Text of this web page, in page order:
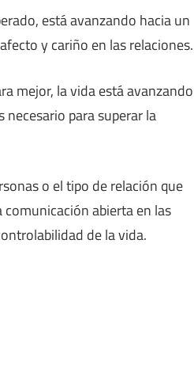
está avanzando hacia un
y cariño en las relaciones.
mejor, la vida está avanzando
necesario para superar la
o el tipo de relación que
abierta en las
de la vida.